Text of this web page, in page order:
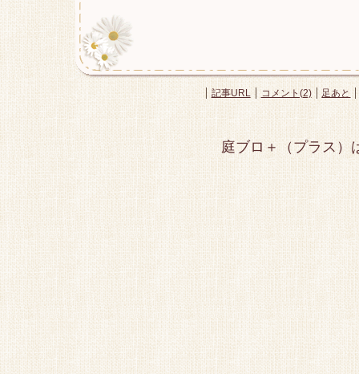
記事URL コメント(2) 足あと
庭ブロ＋（プラス）